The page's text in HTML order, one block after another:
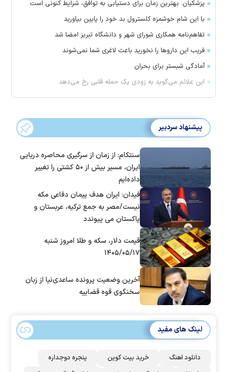
پزشکیان: بهترین زمان برای دستیابی به توافق، شرایط کنونی است
با این شام خوشمزه کلسترول بد خود را پایین بیاورید
تفاهم‌نامه همکاری شورای شهر و دانشگاه تبریز امضا شد
فریب این دارو‌ها را نخورید باعث لاغری شما نمی‌شوند
آمادگی شبستر برای بحران
این علائم می‌گوید به زودی یک حمله قلبی رخ می‌دهد
پیشنهاد سردبیر
سنتکام: از زمان از سرگیری محاصره دریایی
ایران، مسیر بیش از ۵۰ کشتی را تغییر
داده‌ایم
فیدان: ایران هدف پیمان دفاعی مکه
نیست/مصر به جمع ترکیه، عربستان و
پاکستان می پیوندد
قیمت دلار، سکه و طلا امروز شنبه
۱۴۰۵/۰۵/۱۷
آخرین وضعیت پرونده ساعدی‌نیا از زبان
سخنگوی قوه قضاییه
لینک های مفید
دانلود اهنگ خرید بیت کوین
پنجره دوجداره